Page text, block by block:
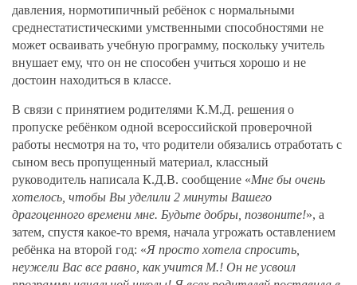
давления, нормотипичный ребёнок с нормальными
среднестатистическими умственными способностями не
может осваивать учебную программу, поскольку учитель
внушает ему, что он не способен учиться хорошо и не
достоин находиться в классе.
В связи с принятием родителями К.М.Д. решения о
пропуске ребёнком одной всероссийской проверочной
работы несмотря на то, что родители обязались отработать с
сыном весь пропущенный материал, классный
руководитель написала К.Д.В. сообщение «Мне бы очень
хотелось, чтобы Вы уделили 2 минуты Вашего
драгоценного времени мне. Будьте добры, позвоните!», а
затем, спустя какое-то время, начала угрожать оставлением
ребёнка на второй год: «Я просто хотела спросить,
неужели Вас все равно, как учится М.! Он не усвоил